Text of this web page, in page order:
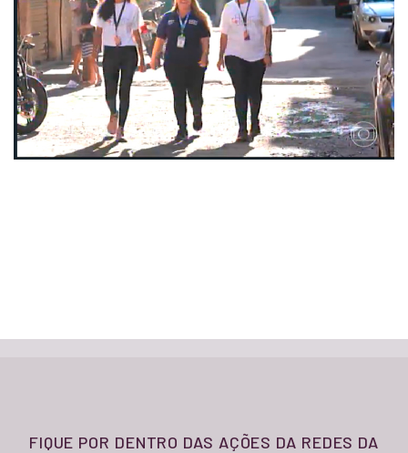
FIQUE POR DENTRO DAS AÇÕES DA REDES DA